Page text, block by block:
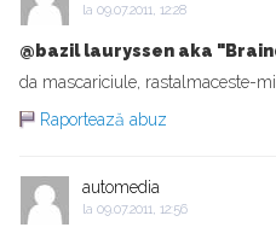
la 09.07.2011, 12:28
@bazil lauryssen aka
da mascariciule, rastalmaceste-
Raportează abuz
automedia
la 09.07.2011, 12:56